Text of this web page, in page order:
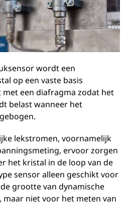
wordt een
op een vaste basis
met een diafragma zodat het
belast wanneer het
lekstromen, voornamelijk
ervoor zorgen
het kristal in de loop van de
sensor alleen geschikt voor
grootte van dynamische
niet voor het meten van